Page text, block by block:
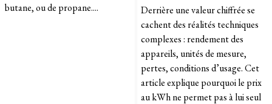
butane, ou de propane....
Derrière une valeur chiffrée se
cachent des réalités techniques
complexes : rendement des
appareils, unités de mesure,
pertes, conditions d’usage. Cet
article explique pourquoi le prix
au kWh ne permet pas à lui seul